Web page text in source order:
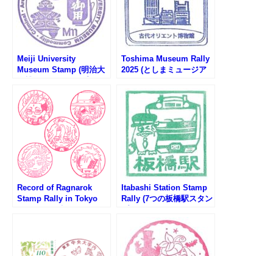
Meiji University
Museum Stamp (明治大
Toshima Museum Rally
2025 (としまミュージア
Record of Ragnarok
Stamp Rally in Tokyo
Itabashi Station Stamp
Rally (7つの板橋駅スタン